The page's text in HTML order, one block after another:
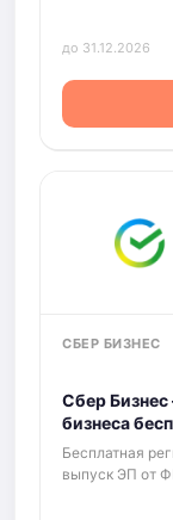
до 31.12.2026
СБЕР БИЗНЕС
Сбер Бизнес
бизнеса
Бесплатная
выпуск ЭП от